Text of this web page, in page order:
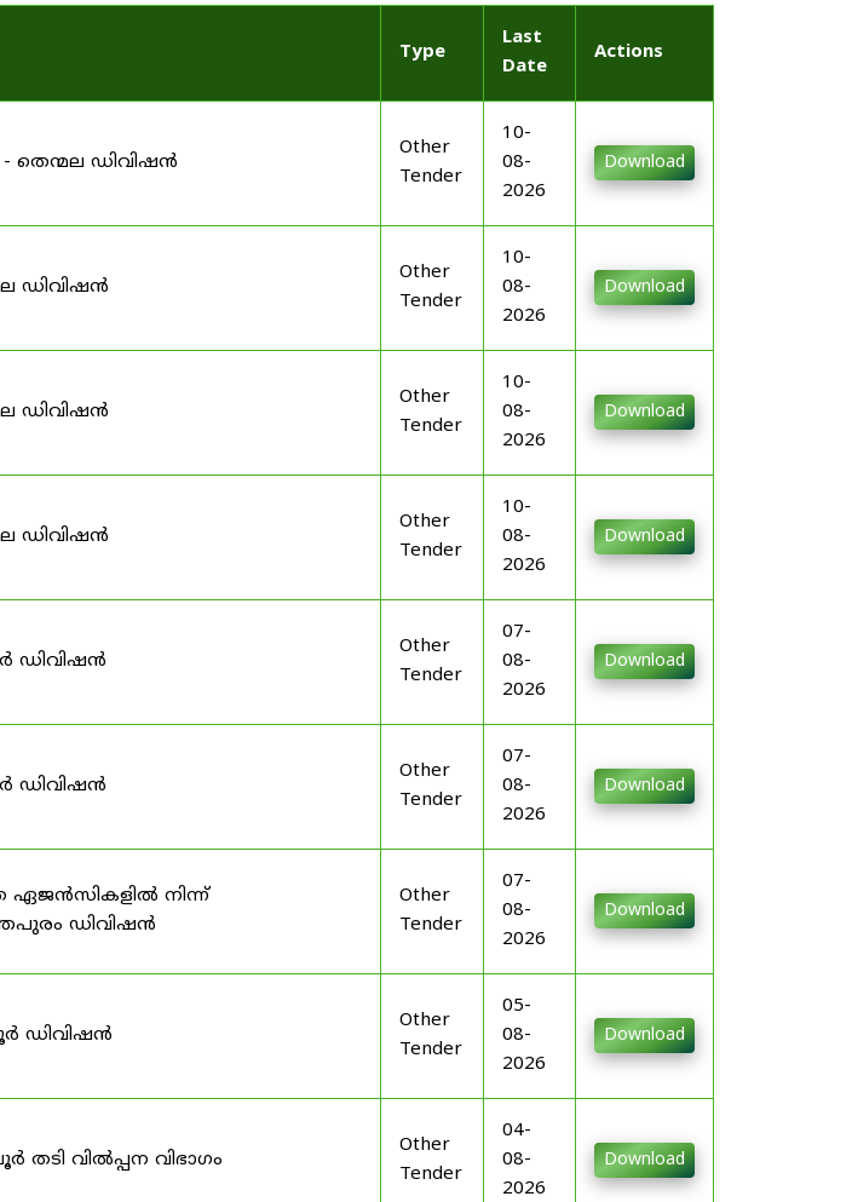
Type
Last
Date
Actions
തെന്മല ഡിവിഷൻ
Other
Tender
10-
08-
2026
Download
ഡിവിഷൻ
Other
Tender
10-
08-
2026
Download
ഡിവിഷൻ
Other
Tender
10-
08-
2026
Download
ഡിവിഷൻ
Other
Tender
10-
08-
2026
Download
ഡിവിഷൻ
Other
Tender
07-
08-
2026
Download
ഡിവിഷൻ
Other
Tender
07-
08-
2026
Download
ഏജൻസികളിൽ നിന്ന്
ഡിവിഷൻ
Other
Tender
07-
08-
2026
Download
ഡിവിഷൻ
Other
Tender
05-
08-
2026
Download
വിൽപ്പന വിഭാഗം
Other
Tender
04-
08-
2026
Download